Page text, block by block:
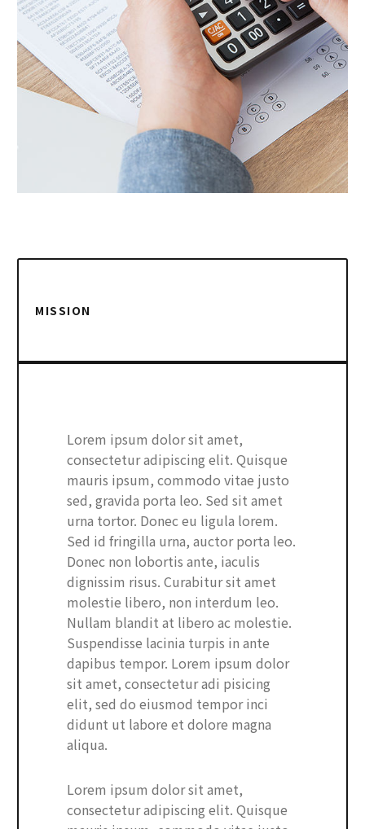
MISSION
Lorem ipsum dolor sit amet,
consectetur adipiscing elit. Quisque
mauris ipsum, commodo vitae justo
sed, gravida porta leo. Sed sit amet
urna tortor. Donec eu ligula lorem.
Sed id fringilla urna, auctor porta leo.
Donec non lobortis ante, iaculis
dignissim risus. Curabitur sit amet
molestie libero, non interdum leo.
Nullam blandit at libero ac molestie.
Suspendisse lacinia turpis in ante
dapibus tempor. Lorem ipsum dolor
sit amet, consectetur adi pisicing
elit, sed do eiusmod tempor inci
didunt ut labore et dolore magna
aliqua.
Lorem ipsum dolor sit amet,
consectetur adipiscing elit. Quisque